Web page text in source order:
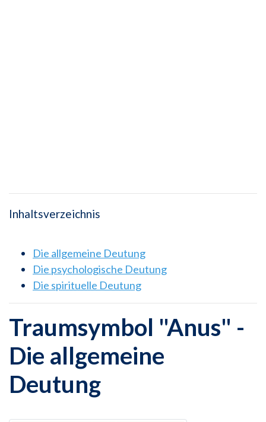
Inhaltsverzeichnis
Die allgemeine Deutung
Die psychologische Deutung
Die spirituelle Deutung
Traumsymbol "Anus" -
Die allgemeine
Deutung